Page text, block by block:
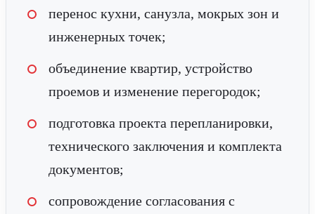
перенос кухни, санузла, мокрых зон и
инженерных точек;
объединение квартир, устройство
проемов и изменение перегородок;
подготовка проекта перепланировки,
технического заключения и комплекта
документов;
сопровождение согласования с